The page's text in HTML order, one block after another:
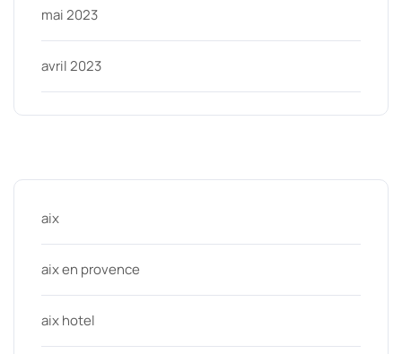
mai 2023
avril 2023
aix
aix en provence
aix hotel